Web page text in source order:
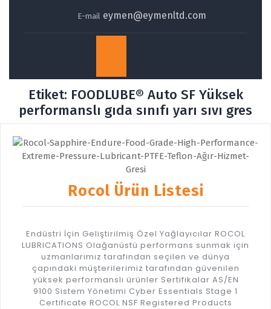
E-mail eymen@eymenltd.com
Button
Etiket: FOODLUBE® Auto SF Yüksek
performanslı gıda sınıfı yarı sıvı gres
Rocol Ürün Listesi
Endüstri İçin Geliştirilmiş Özel Yağlayıcılar ROCOL
LUBRICATIONS Olağanüstü performans sunmak için
uzmanlarımız tarafından seçilen ve dünya
çapındaki müşterilerimiz tarafından güvenilen
yüksek performanslı ürünler Sertifikalar AS/EN
9100 Sistem Yönetimi Cyber Essentials Stage 1
Certificate ROCOL NSF Registered Products